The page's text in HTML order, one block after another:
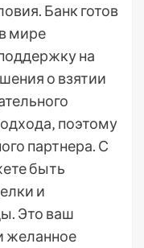
Банк готов
мире
на
о взятии
поэтому
партнера. С
быть
и
Это ваш
желанное